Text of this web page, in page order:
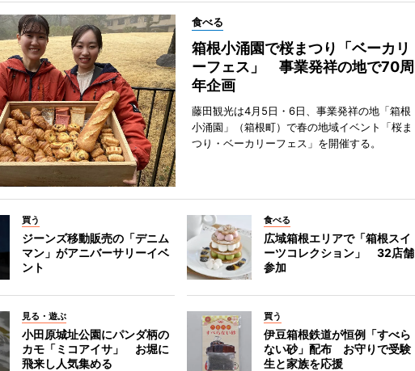
食べる
箱根小涌園で桜まつり「ベーカリ
ーフェス」 事業発祥の地で70周
年企画
藤田観光は4月5日・6日、事業発祥の地「箱根
小涌園」（箱根町）で春の地域イベント「桜ま
つり・ベーカリーフェス」を開催する。
買う
ジーンズ移動販売の「デニム
マン」がアニバーサリーイベ
ント
食べる
広域箱根エリアで「箱根スイ
ーツコレクション」 32店舗
参加
見る・遊ぶ
小田原城址公園にパンダ柄の
カモ「ミコアイサ」 お堀に
飛来し人気集める
買う
伊豆箱根鉄道が恒例「すべら
ない砂」配布 お守りで受験
生と家族を応援